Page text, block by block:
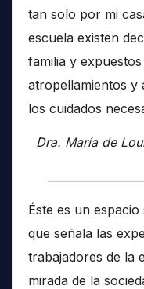
tan solo por mi
escuela existen
familia y
atropellamientos y
los cuidados
Dra. María de
Éste es un
que señala las
trabajadores de la
mirada de la